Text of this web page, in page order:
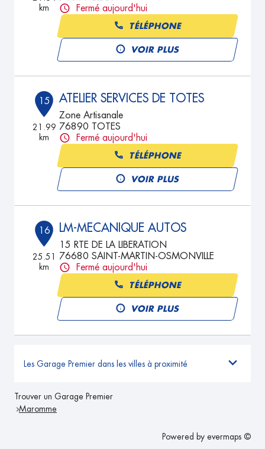
km
Fermé aujourd'hui
TÉLÉPHONE
VOIR PLUS
15
21.99
km
ATELIER SERVICES DE TOTES
Zone Artisanale
76890 TOTES
Fermé aujourd'hui
TÉLÉPHONE
VOIR PLUS
16
25.51
km
LM-MECANIQUE AUTOS
15 RTE DE LA LIBERATION
76680 SAINT-MARTIN-OSMONVILLE
Fermé aujourd'hui
TÉLÉPHONE
VOIR PLUS
Les Garage Premier dans les villes à proximité
Trouver un Garage Premier
Maromme
Powered by evermaps ©